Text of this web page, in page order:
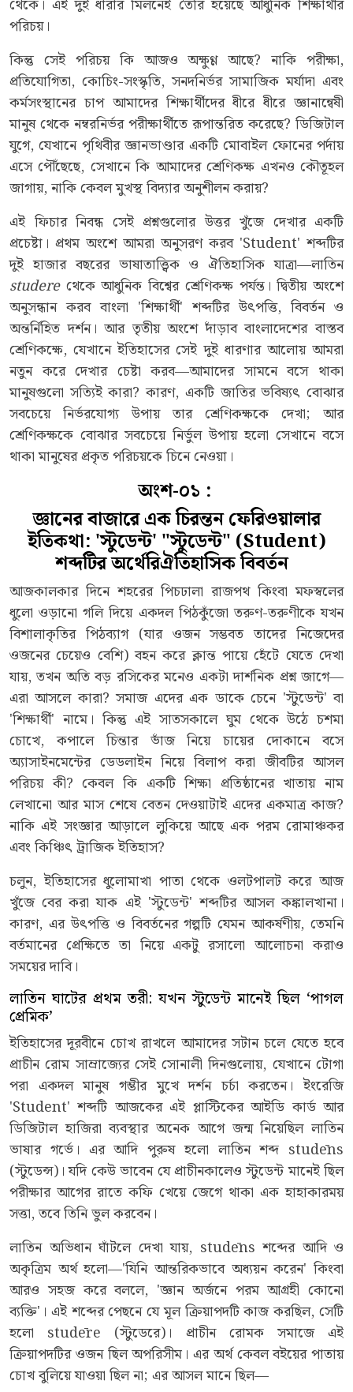
থেকে। এই দুই ধারার মিলনেই তৈরি হয়েছে আধুনিক শিক্ষার্থীর
পরিচয়।
কিন্তু সেই পরিচয় কি আজও অক্ষুণ্ণ আছে? নাকি পরীক্ষা,
প্রতিযোগিতা, কোচিং-সংস্কৃতি, সনদনির্ভর সামাজিক মর্যাদা এবং
কর্মসংস্থানের চাপ আমাদের শিক্ষার্থীদের ধীরে ধীরে জ্ঞানান্বেষী
মানুষ থেকে নম্বরনির্ভর পরীক্ষার্থীতে রূপান্তরিত করেছে? ডিজিটাল
যুগে, যেখানে পৃথিবীর জ্ঞানভাণ্ডার একটি মোবাইল ফোনের পর্দায়
এসে পৌঁছেছে, সেখানে কি আমাদের শ্রেণিকক্ষ এখনও কৌতূহল
জাগায়, নাকি কেবল মুখস্থ বিদ্যার অনুশীলন করায়?
এই ফিচার নিবন্ধ সেই প্রশ্নগুলোর উত্তর খুঁজে দেখার একটি
প্রচেষ্টা। প্রথম অংশে আমরা অনুসরণ করব 'Student' শব্দটির
দুই হাজার বছরের ভাষাতাত্ত্বিক ও ঐতিহাসিক যাত্রা—লাতিন
studereথেকে আধুনিক বিশ্বের শ্রেণিকক্ষ পর্যন্ত। দ্বিতীয় অংশে
অনুসন্ধান করব বাংলা 'শিক্ষার্থী' শব্দটির উৎপত্তি, বিবর্তন ও
অন্তর্নিহিত দর্শন। আর তৃতীয় অংশে দাঁড়াব বাংলাদেশের বাস্তব
শ্রেণিকক্ষে, যেখানে ইতিহাসের সেই দুই ধারণার আলোয় আমরা
নতুন করে দেখার চেষ্টা করব—আমাদের সামনে বসে থাকা
মানুষগুলো সত্যিই কারা? কারণ, একটি জাতির ভবিষ্যৎ বোঝার
সবচেয়ে নির্ভরযোগ্য উপায় তার শ্রেণিকক্ষকে দেখা; আর
শ্রেণিকক্ষকে বোঝার সবচেয়ে নির্ভুল উপায় হলো সেখানে বসে
থাকা মানুষের প্রকৃত পরিচয়কে চিনে নেওয়া।
অংশ-০১ :
জ্ঞানের বাজারে এক চিরন্তন ফেরিওয়ালার
ইতিকথা: 'স্টুডেন্ট' "স্টুডেন্ট" (Student)
শব্দটির অর্থেরিঐতিহাসিক বিবর্তন
আজকালকার দিনে শহরের পিচঢালা রাজপথ কিংবা মফস্বলের
ধুলো ওড়ানো গলি দিয়ে একদল পিঠকুঁজো তরুণ-তরুণীকে যখন
বিশালাকৃতির পিঠব্যাগ (যার ওজন সম্ভবত তাদের নিজেদের
ওজনের চেয়েও বেশি) বহন করে ক্লান্ত পায়ে হেঁটে যেতে দেখা
যায়, তখন অতি বড় রসিকের মনেও একটা দার্শনিক প্রশ্ন জাগে—
এরা আসলে কারা? সমাজ এদের এক ডাকে চেনে 'স্টুডেন্ট' বা
'শিক্ষার্থী' নামে। কিন্তু এই সাতসকালে ঘুম থেকে উঠে চশমা
চোখে, কপালে চিন্তার ভাঁজ নিয়ে চায়ের দোকানে বসে
অ্যাসাইনমেন্টের ডেডলাইন নিয়ে বিলাপ করা জীবটির আসল
পরিচয় কী? কেবল কি একটি শিক্ষা প্রতিষ্ঠানের খাতায় নাম
লেখানো আর মাস শেষে বেতন দেওয়াটাই এদের একমাত্র কাজ?
নাকি এই সংজ্ঞার আড়ালে লুকিয়ে আছে এক পরম রোমাঞ্চকর
এবং কিঞ্চিৎ ট্রাজিক ইতিহাস?
চলুন, ইতিহাসের ধুলোমাখা পাতা থেকে ওলটপালট করে আজ
খুঁজে বের করা যাক এই 'স্টুডেন্ট' শব্দটির আসল কঙ্কালখানা।
কারণ, এর উৎপত্তি ও বিবর্তনের গল্পটি যেমন আকর্ষণীয়, তেমনি
বর্তমানের প্রেক্ষিতে তা নিয়ে একটু রসালো আলোচনা করাও
সময়ের দাবি।
লাতিন ঘাটের প্রথম তরী: যখন স্টুডেন্ট মানেই ছিল ‘পাগল
প্রেমিক’
ইতিহাসের দূরবীনে চোখ রাখলে আমাদের সটান চলে যেতে হবে
প্রাচীন রোম সাম্রাজ্যের সেই সোনালী দিনগুলোয়, যেখানে টোগা
পরা একদল মানুষ গম্ভীর মুখে দর্শন চর্চা করতেন। ইংরেজি
'Student' শব্দটি আজকের এই প্লাস্টিকের আইডি কার্ড আর
ডিজিটাল হাজিরা ব্যবস্থার অনেক আগে জন্ম নিয়েছিল লাতিন
ভাষার গর্ভে। এর আদি পুরুষ হলো লাতিন শব্দ studēns
(স্টুডেন্স)। যদি কেউ ভাবেন যে প্রাচীনকালেও স্টুডেন্ট মানেই ছিল
পরীক্ষার আগের রাতে কফি খেয়ে জেগে থাকা এক হাহাকারময়
সত্তা, তবে তিনি ভুল করবেন।
লাতিন অভিধান ঘাঁটলে দেখা যায়, studēns শব্দের আদি ও
অকৃত্রিম অর্থ হলো—'যিনি আন্তরিকভাবে অধ্যয়ন করেন' কিংবা
আরও সহজ করে বললে, 'জ্ঞান অর্জনে পরম আগ্রহী কোনো
ব্যক্তি'। এই শব্দের পেছনে যে মূল ক্রিয়াপদটি কাজ করছিল, সেটি
হলো studēre (স্টুডেরে)। প্রাচীন রোমক সমাজে এই
ক্রিয়াপদটির ওজন ছিল অপরিসীম। এর অর্থ কেবল বইয়ের পাতায়
চোখ বুলিয়ে যাওয়া ছিল না; এর আসল মানে ছিল—